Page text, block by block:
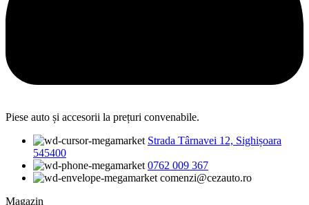
Piese auto și accesorii la prețuri convenabile.
Strada Târnavei 12, Sighișoara
545400
0762 009 367
comenzi@cezauto.ro
Magazin